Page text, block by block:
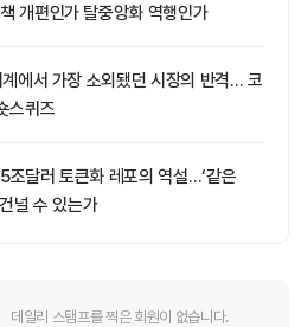
개편인가 탈중앙화 역행인가
에서 가장 소외됐던 시장의 반격… 코
스퀴즈
조달러 토큰화 레포의 역설…‘같은
널 수 있는가
데일리 스탬프를 찍은 회원이 없습니다.